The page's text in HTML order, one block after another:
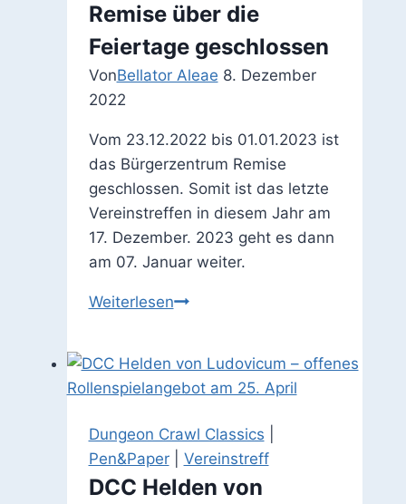
Bräute
des
Blutes“
Januar
Remise über die
Feiertage geschlossen
VonBellator Aleae 8. Dezember
2022
Vom 23.12.2022 bis 01.01.2023 ist
das Bürgerzentrum Remise
geschlossen. Somit ist das letzte
Vereinstreffen in diesem Jahr am
17. Dezember. 2023 geht es dann
am 07. Januar weiter.
WeiterlesenRemise
Feiertage
geschlossen
Dungeon Crawl Classics
Pen&Paper| Vereinstreff
DCC Helden von